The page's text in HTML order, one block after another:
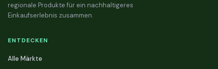
regionale Produkte für ein nachhaltigeres
Einkaufserlebnis zusammen.
ENTDECKEN
Alle Märkte